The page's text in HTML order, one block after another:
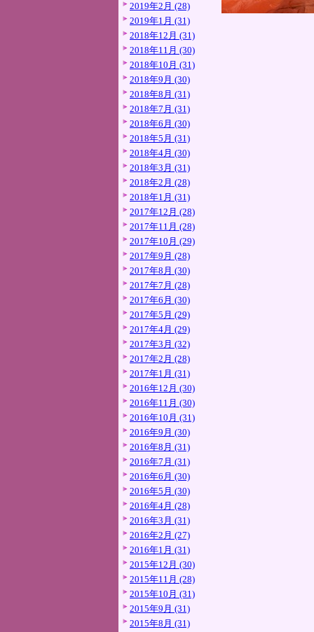
2019年2月 (28)
2019年1月 (31)
2018年12月 (31)
2018年11月 (30)
2018年10月 (31)
2018年9月 (30)
2018年8月 (31)
2018年7月 (31)
2018年6月 (30)
2018年5月 (31)
2018年4月 (30)
2018年3月 (31)
2018年2月 (28)
2018年1月 (31)
2017年12月 (28)
2017年11月 (28)
2017年10月 (29)
2017年9月 (28)
2017年8月 (30)
2017年7月 (28)
2017年6月 (30)
2017年5月 (29)
2017年4月 (29)
2017年3月 (32)
2017年2月 (28)
2017年1月 (31)
2016年12月 (30)
2016年11月 (30)
2016年10月 (31)
2016年9月 (30)
2016年8月 (31)
2016年7月 (31)
2016年6月 (30)
2016年5月 (30)
2016年4月 (28)
2016年3月 (31)
2016年2月 (27)
2016年1月 (31)
2015年12月 (30)
2015年11月 (28)
2015年10月 (31)
2015年9月 (31)
2015年8月 (31)